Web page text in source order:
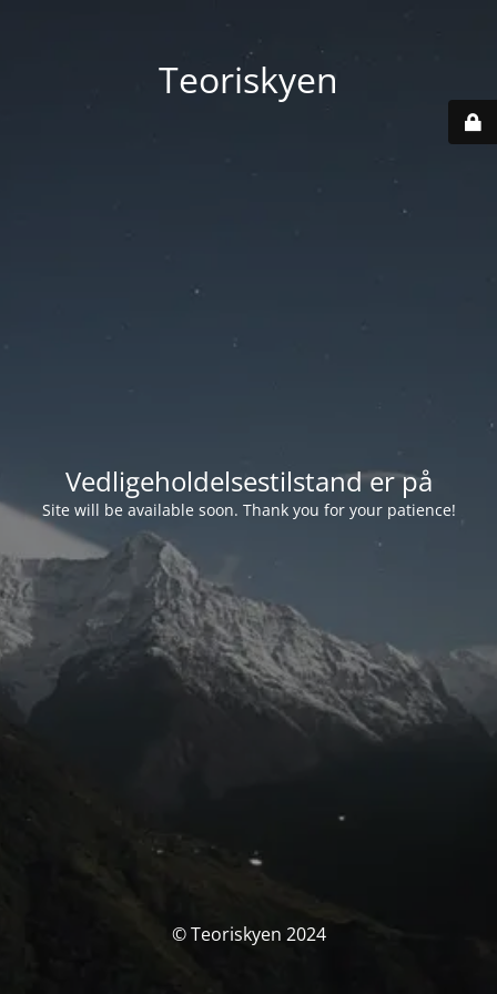
Teoriskyen
Vedligeholdelsestilstand er på
Site will be available soon. Thank you for your patience!
© Teoriskyen 2024